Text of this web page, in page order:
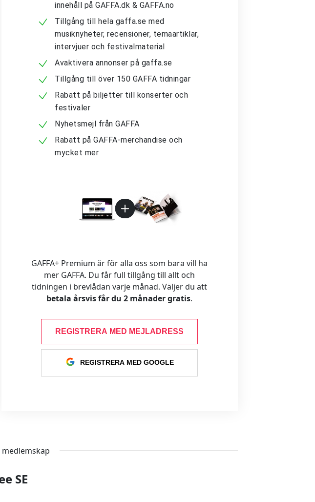
innehåll på GAFFA.dk & GAFFA.no
Tillgång till hela gaffa.se med
musiknyheter, recensioner, temaartiklar,
intervjuer och festivalmaterial
Avaktivera annonser på gaffa.se
Tillgång till över 150 GAFFA tidningar
Rabatt på biljetter till konserter och
festivaler
Nyhetsmejl från GAFFA
Rabatt på GAFFA-merchandise och
mycket mer
GAFFA+ Premium är för alla oss som bara vill ha
mer GAFFA. Du får full tillgång till allt och
tidningen i brevlådan varje månad. Väljer du att
betala årsvis får du 2 månader gratis.
REGISTRERA MED MEJLADRESS
REGISTRERA MED GOOGLE
SE